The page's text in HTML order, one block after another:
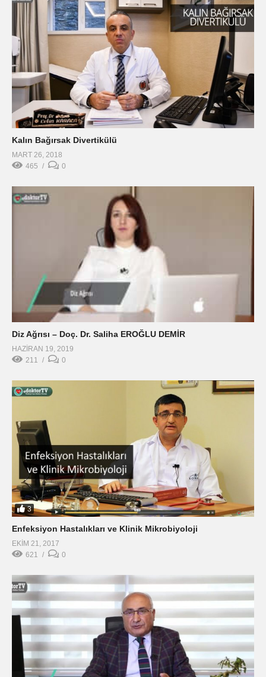
Kalın Bağırsak Divertikülü
MART 26, 2018
465
0
Diz Ağrısı – Doç. Dr. Saliha EROĞLU DEMİR
HAZIRAN 19, 2019
211
0
3
Enfeksiyon Hastalıkları ve Klinik Mikrobiyoloji
EKIM 21, 2017
621
0